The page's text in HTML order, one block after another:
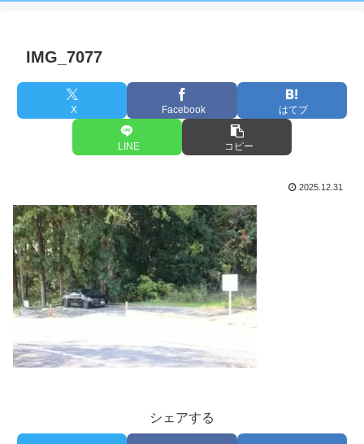
IMG_7077
X Facebook はてブ
LINE コピー
2025.12.31
シェアする